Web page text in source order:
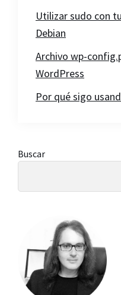
Utilizar sudo con
Debian
Archivo wp-
WordPress
Por qué sigo
Barra
Buscar